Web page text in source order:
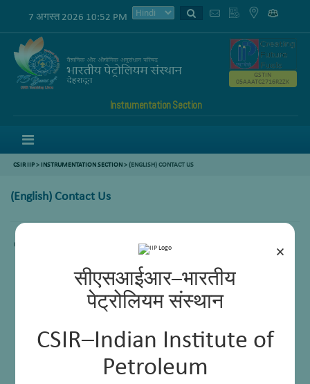
×
सीएसआईआर–भारतीय
पेट्रोलियम संस्थान
CSIR–Indian Institute of
Petroleum
7 अगस्त 2026 10:52 PM
Instrumentation Section
GSTIN
05AAATC2716R2ZK
CSIR IIP> INSTRUMENTATION SECTION> (ENGLISH) CONTACT US
(English) Contact Us
Content not available.